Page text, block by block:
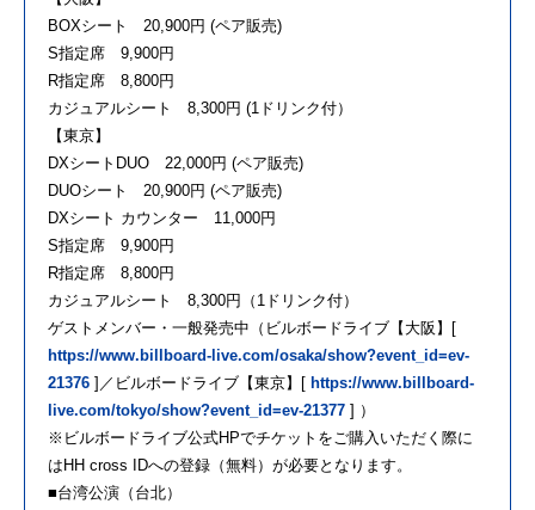
BOXシート 20,900円 (ペア販売)
S指定席 9,900円
R指定席 8,800円
カジュアルシート 8,300円 (1ドリンク付）
【東京】
DXシートDUO 22,000円 (ペア販売)
DUOシート 20,900円 (ペア販売)
DXシート カウンター 11,000円
S指定席 9,900円
R指定席 8,800円
カジュアルシート 8,300円（1ドリンク付）
ゲストメンバー・一般発売中（ビルボードライブ【大阪】[
https://www.billboard-live.com/osaka/show?event_id=ev-
21376 ]／ビルボードライブ【東京】[ https://www.billboard-
live.com/tokyo/show?event_id=ev-21377 ] ）
※ビルボードライブ公式HPでチケットをご購入いただく際に
はHH cross IDへの登録（無料）が必要となります。
■台湾公演（台北）